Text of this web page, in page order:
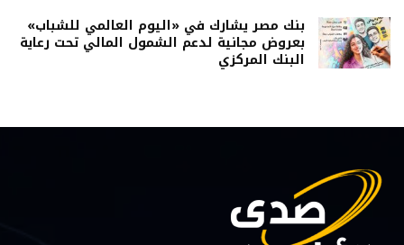
بنك مصر يشارك في «اليوم العالمي للشباب»
بعروض مجانية لدعم الشمول المالي تحت رعاية
البنك المركزي